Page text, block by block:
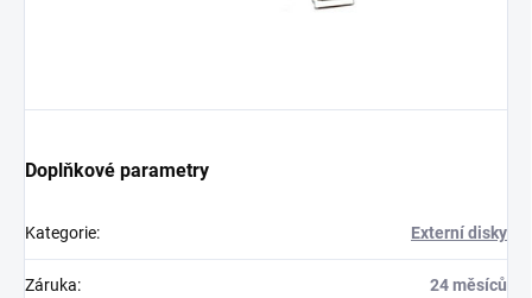
Doplňkové parametry
Kategorie: Externí disky
Záruka: 24 měsíců